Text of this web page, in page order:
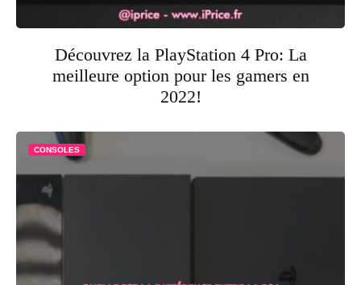
Découvrez la PlayStation 4 Pro: La
meilleure option pour les gamers en
2022!
CONSOLES